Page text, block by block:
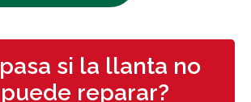
si la llanta no
reparar?